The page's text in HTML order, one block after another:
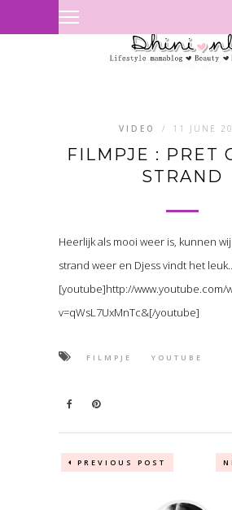
VIDEO / 11 JUNE
FILMPJE : PRET
STRAND
Heerlijk als mooi weer is, kunnen
strand weer en Djess vindt het
[youtube]http://www.youtube.com/
v=qWsL7UxMnTc&[/youtube]
FILMPJE YOUTUBE
PREVIOUS POST